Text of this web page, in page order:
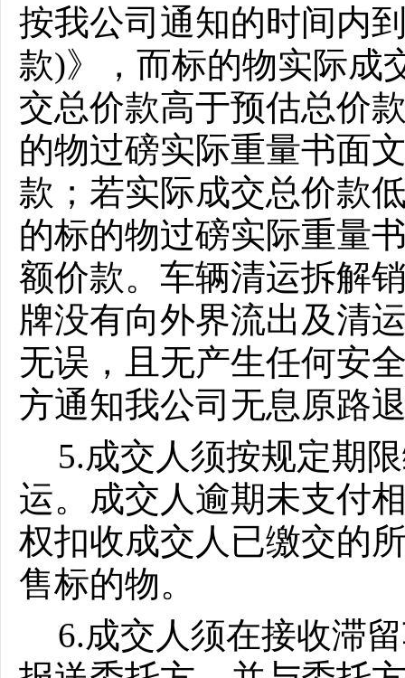
按我公司通知的时间内
款)》，而标的物实际成
交总价款高于预估总价
的物过磅实际重量书面
款；若实际成交总价款
的标的物过磅实际重量
额价款。车辆清运拆解
牌没有向外界流出及清
无误，且无产生任何安
方通知我公司无息原路
5.成交人须按规定期
运。成交人逾期未支付
权扣收成交人已缴交的
售标的物。
6.成交人须在接收滞留